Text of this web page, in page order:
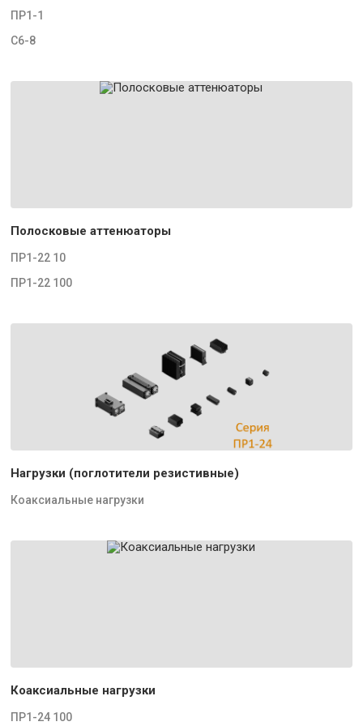
ПР1-1
С6-8
Полосковые аттенюаторы
ПР1-22 10
ПР1-22 100
Нагрузки (поглотители резистивные)
Коаксиальные нагрузки
Коаксиальные нагрузки
ПР1-24 100